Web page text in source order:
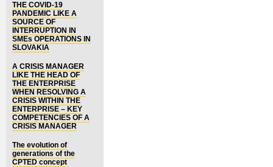
THE COVID-19
PANDEMIC LIKE A
SOURCE OF
INTERRUPTION IN
SMEs OPERATIONS IN
SLOVAKIA
A CRISIS MANAGER
LIKE THE HEAD OF
THE ENTERPRISE
WHEN RESOLVING A
CRISIS WITHIN THE
ENTERPRISE – KEY
COMPETENCIES OF A
CRISIS MANAGER
The evolution of
generations of the
CPTED concept